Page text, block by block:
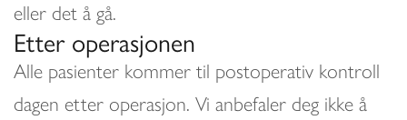
eller det å gå.
Etter operasjonen
Alle pasienter kommer til postoperativ kontroll
dagen etter operasjon. Vi anbefaler deg ikke å